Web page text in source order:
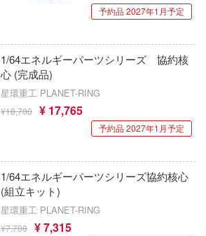
予約品 2027年1月予定
1/64エネルギーパーツシリーズ 協約核
心 (完成品)
星環重工 PLANET-RING
¥18,700 ¥ 17,765
予約品 2027年1月予定
1/64エネルギーパーツシリーズ協約核心
(組立キット)
星環重工 PLANET-RING
¥7,700 ¥ 7,315
表示する
カテゴリー
プラモデル-アニメ/ゲーム作品別
プラモデル-シリーズ別
ミリタリー
フィギュア-アニメ/ゲーム作品別
フィギュア-シリーズ別
ミニカー・トイ
チョロQシリーズ
塗料・工具・素材・他